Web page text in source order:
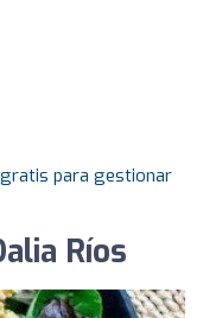
gratis para gestionar
Ríos